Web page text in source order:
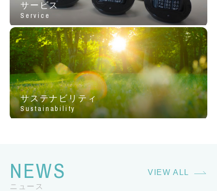
サービス
Service
サステナビリティ
Sustainability
NEWS
ニュース
VIEW ALL